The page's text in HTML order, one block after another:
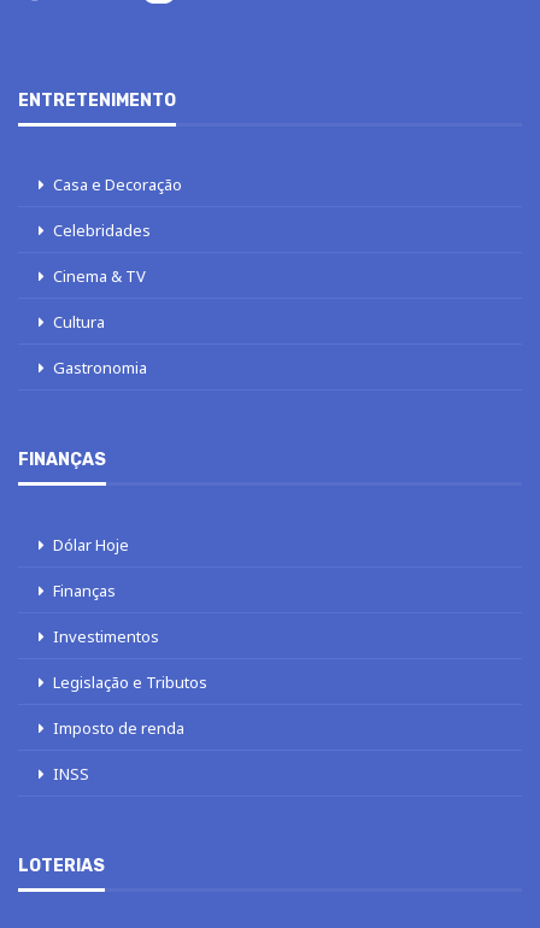
ENTRETENIMENTO
Casa e Decoração
Celebridades
Cinema & TV
Cultura
Gastronomia
FINANÇAS
Dólar Hoje
Finanças
Investimentos
Legislação e Tributos
Imposto de renda
INSS
LOTERIAS